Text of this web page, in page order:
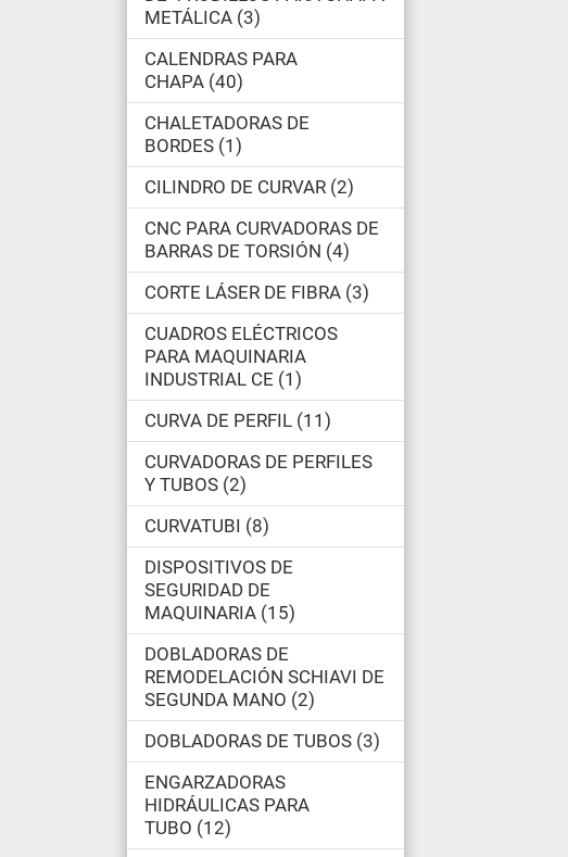
METÁLICA 3
CALENDRAS PARA
CHAPA 40
CHALETADORAS DE
BORDES 1
CILINDRO DE CURVAR 2
CNC PARA CURVADORAS DE
BARRAS DE TORSIÓN 4
CORTE LÁSER DE FIBRA 3
CUADROS ELÉCTRICOS
PARA MAQUINARIA
INDUSTRIAL CE 1
CURVA DE PERFIL 11
CURVADORAS DE PERFILES
Y TUBOS 2
CURVATUBI
8
DISPOSITIVOS DE
SEGURIDAD DE
MAQUINARIA 15
DOBLADORAS DE
REMODELACIÓN SCHIAVI DE
SEGUNDA MANO 2
DOBLADORAS DE TUBOS 3
ENGARZADORAS
HIDRÁULICAS PARA
TUBO 12